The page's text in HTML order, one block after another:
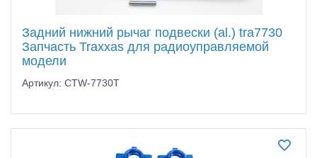
Задний нижний рычаг подвески (al.) tra7730
Запчасть Traxxas для радиоуправляемой
модели
Артикул: CTW-7730T